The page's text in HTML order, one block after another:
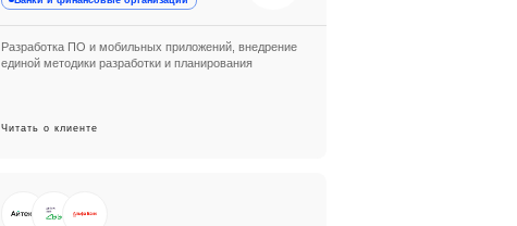
Разработка ПО и мобильных приложений, внедрение
единой методики разработки и планирования
Читать о клиенте